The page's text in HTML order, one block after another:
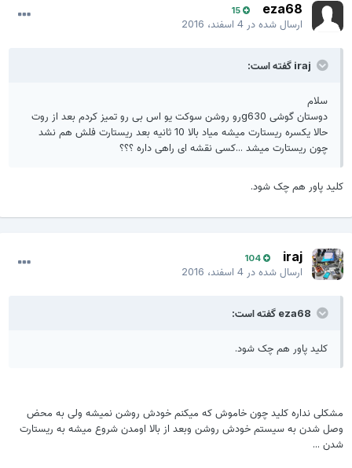
eza68
15
ارسال شده در4 اسفند، 2016
iraj گفته است:
سلام
دوستان گوشی g630رو روشن سوکت یو اس بی رو تمیز کردم بعد از روت
حالا یکسره ریستارت میشه میاد بالا 10 ثانیه بعد ریستارت فلش هم نشد
چون ریستارت میشد ...کسی نقشه ای راهی داره ؟؟؟
کلید پاور هم چک شود.
iraj
104
ارسال شده در4 اسفند، 2016
eza68 گفته است:
کلید پاور هم چک شود.
مشکلی نداره کلید چون خاموش که میکنم خودش روشن نمیشه ولی به محض
وصل شدن به سیستم خودش روشن وبعد از بالا اومدن شروع میشه به ریستارت
شدن ...